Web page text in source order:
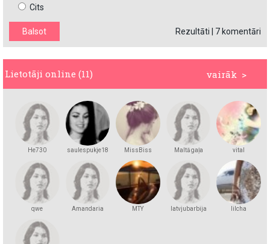
Cits
Rezultāti 7 komentāri
vairāk >
Lietotāji online (11)
He730 saulespukje18 MissBiss Maltā gaļa vital
qwe Amandaria MTY latvjubarbija lilcha